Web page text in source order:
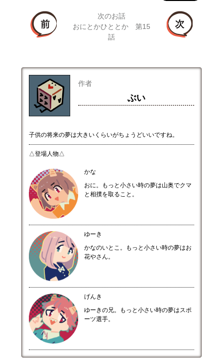
次のお話
おにとかひととか 第15
話
作者
ぶい
子供の将来の夢は大きいくらいがちょうどいいですね。
△登場人物△
かな
おに。もっと小さい時の夢は山奥でクマ
と相撲を取ること。
ゆーき
かなのいとこ。もっと小さい時の夢はお
花やさん。
げんき
ゆーきの兄。もっと小さい時の夢はスポ
ーツ選手。